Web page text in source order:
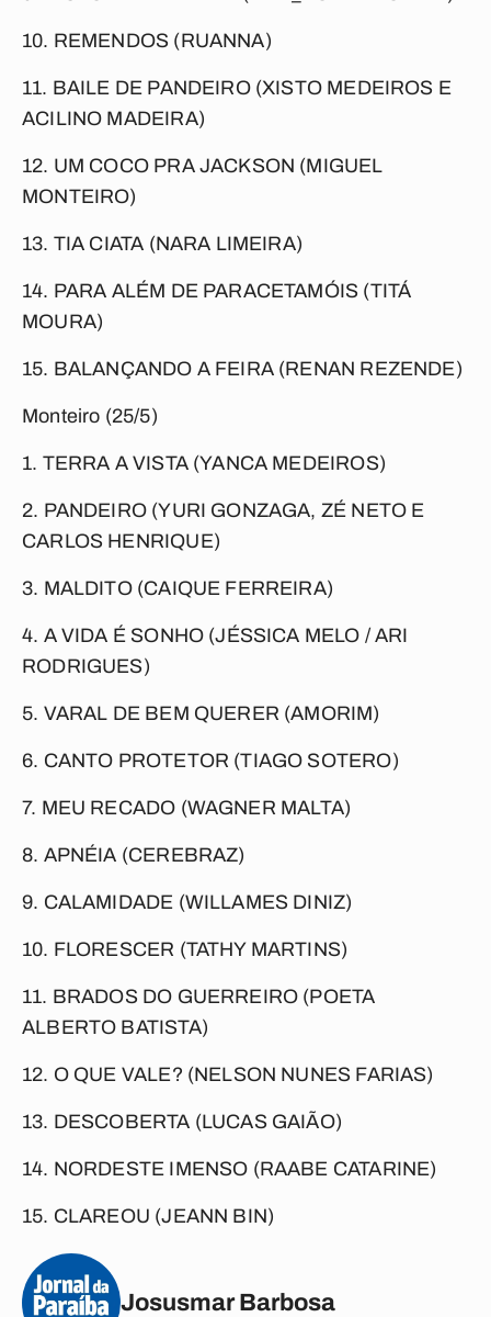
10. REMENDOS (RUANNA)
11. BAILE DE PANDEIRO (XISTO MEDEIROS E
ACILINO MADEIRA)
12. UM COCO PRA JACKSON (MIGUEL
MONTEIRO)
13. TIA CIATA (NARA LIMEIRA)
14. PARA ALÉM DE PARACETAMÓIS (TITÁ
MOURA)
15. BALANÇANDO A FEIRA (RENAN REZENDE)
Monteiro (25/5)
1. TERRA A VISTA (YANCA MEDEIROS)
2. PANDEIRO (YURI GONZAGA, ZÉ NETO E
CARLOS HENRIQUE)
3. MALDITO (CAIQUE FERREIRA)
4. A VIDA É SONHO (JÉSSICA MELO / ARI
RODRIGUES)
5. VARAL DE BEM QUERER (AMORIM)
6. CANTO PROTETOR (TIAGO SOTERO)
7. MEU RECADO (WAGNER MALTA)
8. APNÉIA (CEREBRAZ)
9. CALAMIDADE (WILLAMES DINIZ)
10. FLORESCER (TATHY MARTINS)
11. BRADOS DO GUERREIRO (POETA
ALBERTO BATISTA)
12. O QUE VALE? (NELSON NUNES FARIAS)
13. DESCOBERTA (LUCAS GAIÃO)
14. NORDESTE IMENSO (RAABE CATARINE)
15. CLAREOU (JEANN BIN)
Josusmar Barbosa